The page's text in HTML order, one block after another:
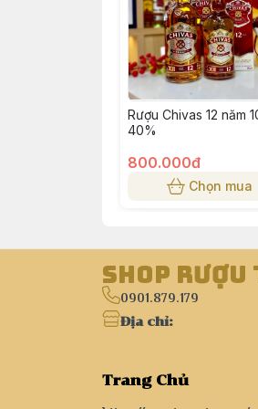
Rượu Chivas 12 năm
40%
800.000đ
Chọn mua
Shop Rượu
0901.879.179
Địa chỉ:
Trang Chủ